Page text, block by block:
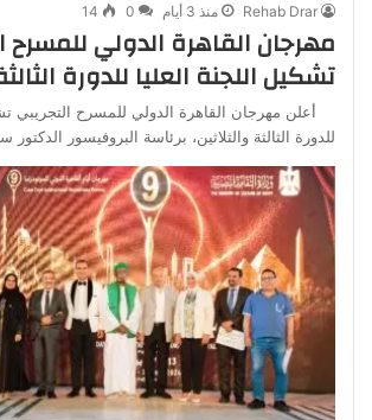
Rehab Drar منذ 3 أيام 0
14
مهرجان القاهرة الدولي للمسرح
تشكيل اللجنة العليا للدورة
أعلن مهرجان القاهرة الدولي للمسرح التجريبي
للدورة الثالثة والثلاثين، برئاسة البروفيسور